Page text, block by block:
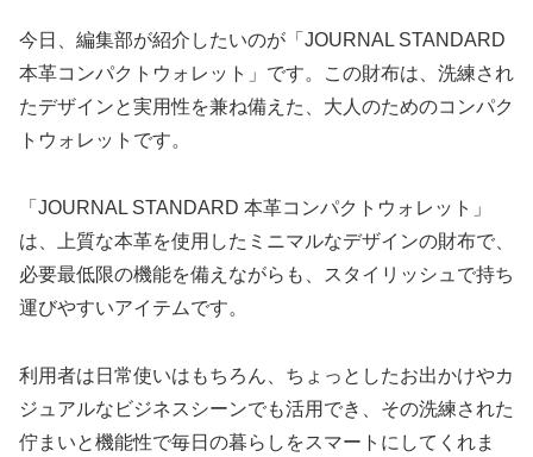
今日、編集部が紹介したいのが「JOURNAL STANDARD
本革コンパクトウォレット」です。この財布は、洗練され
たデザインと実用性を兼ね備えた、大人のためのコンパク
トウォレットです。
「JOURNAL STANDARD 本革コンパクトウォレット」
は、上質な本革を使用したミニマルなデザインの財布で、
必要最低限の機能を備えながらも、スタイリッシュで持ち
運びやすいアイテムです。
利用者は日常使いはもちろん、ちょっとしたお出かけやカ
ジュアルなビジネスシーンでも活用でき、その洗練された
佇まいと機能性で毎日の暮らしをスマートにしてくれま